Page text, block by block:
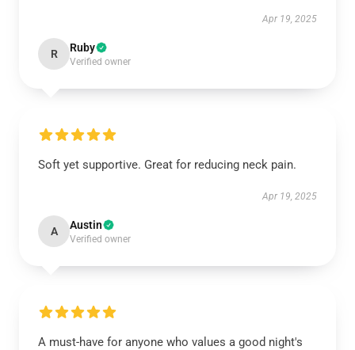
Apr 19, 2025
R Ruby
Verified owner
Soft yet supportive. Great for reducing neck pain.
Apr 19, 2025
A Austin
Verified owner
A must-have for anyone who values a good night's